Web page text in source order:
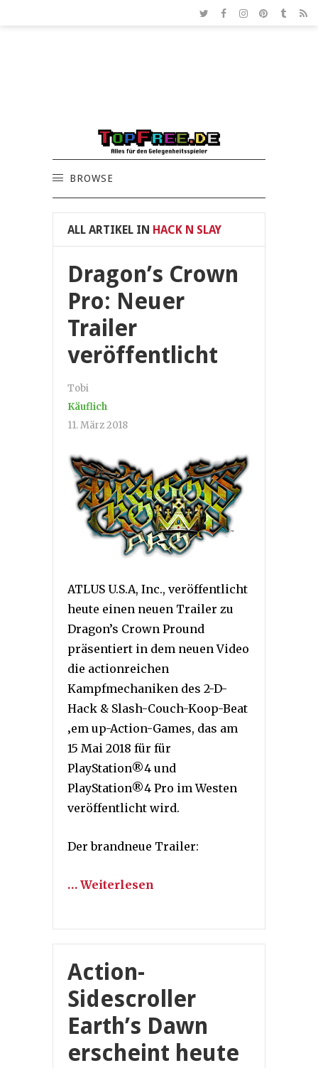
BROWSE
ALL ARTIKEL IN HACK N SLAY
Dragon’s Crown
Pro: Neuer
Trailer
veröffentlicht
Tobi
Käuflich
11. März 2018
ATLUS U.S.A, Inc., veröffentlicht
heute einen neuen Trailer zu
Dragon’s Crown Pround
präsentiert in dem neuen Video
die actionreichen
Kampfmechaniken des 2-D-
Hack & Slash-Couch-Koop-Beat
‚em up-Action-Games, das am
15 Mai 2018 für für
PlayStation®4 und
PlayStation®4 Pro im Westen
veröffentlicht wird.
Der brandneue Trailer:
… Weiterlesen
Action-
Sidescroller
Earth’s Dawn
erscheint heute